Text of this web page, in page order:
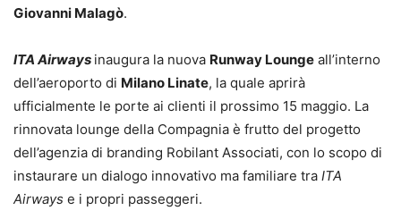
Giovanni Malagò.
ITA Airways inaugura la nuova Runway Lounge all’interno
dell’aeroporto di Milano Linate, la quale aprirà
ufficialmente le porte ai clienti il prossimo 15 maggio. La
rinnovata lounge della Compagnia è frutto del progetto
dell’agenzia di branding Robilant Associati, con lo scopo di
instaurare un dialogo innovativo ma familiare tra ITA
Airways e i propri passeggeri.